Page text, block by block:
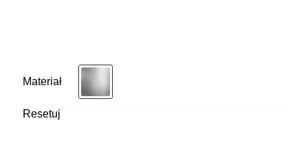
Materiał
Resetuj